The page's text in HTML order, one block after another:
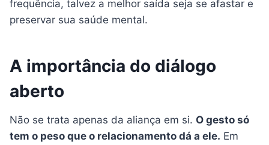
frequência, talvez a melhor saída seja se afastar e
preservar sua saúde mental.
A importância do diálogo
aberto
Não se trata apenas da aliança em si. O gesto só
tem o peso que o relacionamento dá a ele. Em